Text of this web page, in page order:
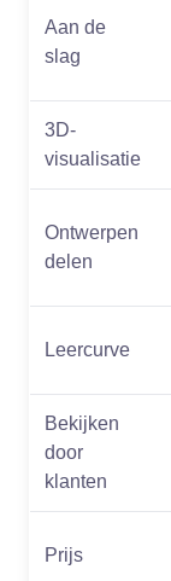
Aan de
slag
3D-
visualisatie
Ontwerpen
delen
Leercurve
Bekijken
door
klanten
Prijs